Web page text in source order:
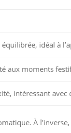
idéal à
aux moments
intéressant avec
À